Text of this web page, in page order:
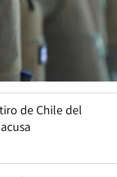
de Chile del